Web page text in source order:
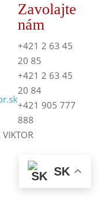
Zavolajte
nám
+421 2 63 45
20 85
+421 2 63 45
20 84
+421 905 777
888
SK